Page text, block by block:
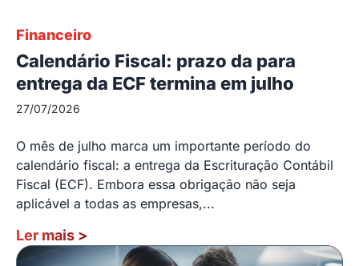
Financeiro
Calendário Fiscal: prazo da para
entrega da ECF termina em julho
27/07/2026
O mês de julho marca um importante período do
calendário fiscal: a entrega da Escrituração Contábil
Fiscal (ECF). Embora essa obrigação não seja
aplicável a todas as empresas,...
Ler mais >